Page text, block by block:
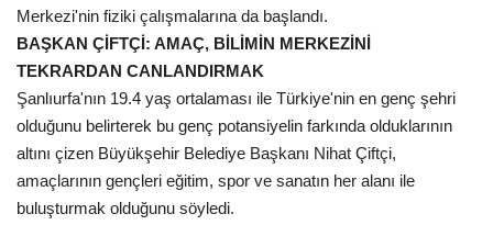
Merkezi'nin fiziki çalışmalarına da başlandı.
BAŞKAN ÇİFTÇİ: AMAÇ, BİLİMİN MERKEZİNİ
TEKRARDAN CANLANDIRMAK
Şanlıurfa'nın 19.4 yaş ortalaması ile Türkiye'nin en genç şehri
olduğunu belirterek bu genç potansiyelin farkında olduklarının
altını çizen Büyükşehir Belediye Başkanı Nihat Çiftçi,
amaçlarının gençleri eğitim, spor ve sanatın her alanı ile
buluşturmak olduğunu söyledi.